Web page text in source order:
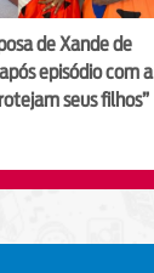
de Xande de
episódio com a
seus filhos”